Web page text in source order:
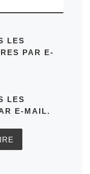
LES
PAR E-
LES
E-MAIL.